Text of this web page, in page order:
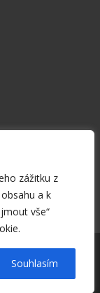
zážitku z
a k
vše“
Souhlasím
vyhrazena